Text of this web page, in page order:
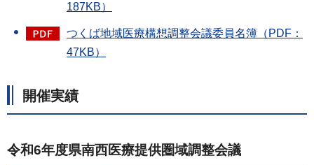
187KB）
つくば地域医療構想調整会議委員名簿（PDF：
47KB）
開催実績
令和6年度県南西医療提供圏域調整会議